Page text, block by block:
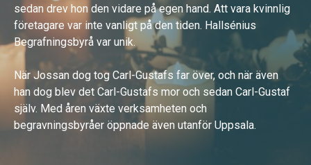
sedan drev hon den vidare på egen hand. Att vara kvinnlig
företagare var inte vanligt på den tiden. Hallsénius
Begrafningsbyrå var unik.
När Jossan dog tog Carl-Gustafs far över, och när även
han dog blev det Carl-Gustafs mor och sedan Carl-Gustaf
själv. Med åren växte verksamheten och
begravningsbyråer öppnade även utanför Uppsala.